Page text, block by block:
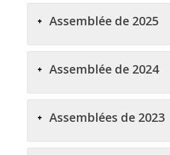
Assemblée de 2025
Assemblée de 2024
Assemblées de 2023